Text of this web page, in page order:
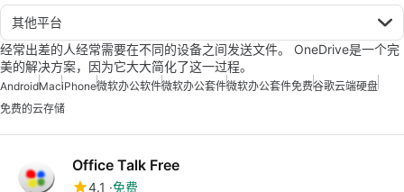
其他平台
经常出差的人经常需要在不同的设备之间发送文件。 OneDrive是一个完
美的解决方案，因为它大大简化了这一过程。
AndroidMaciPhone微软办公软件微软办公套件微软办公套件免费谷歌云端硬盘
免费的云存储
Office Talk Free
4.1 免费